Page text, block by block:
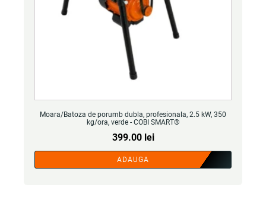
Moara/Batoza de porumb dubla, profesionala, 2.5 kW, 350
kg/ora, verde - COBI SMART®
399.00 lei
ADAUGA